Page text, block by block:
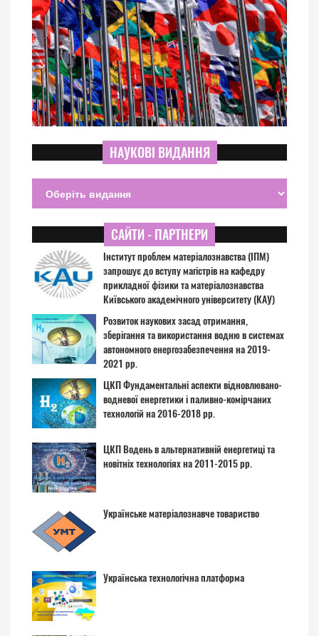
НАУКОВІ ВИДАННЯ
САЙТИ - ПАРТНЕРИ
Інститут проблем матеріалознавства (ІПМ)
запрошує до вступу магістрів на кафедру
прикладної фізики та матеріалознавства
Київського академічного університету (КАУ)
Розвиток наукових засад отримання,
зберігання та використання водню в системах
автономного енергозабезпечення на 2019-
2021 рр.
ЦКП Фундаментальні аспекти відновлювано-
водневої енергетики і паливно-комірчаних
технологій на 2016-2018 рр.
ЦКП Водень в альтернативній енергетиці та
новітніх технологіях на 2011-2015 рр.
Українське матеріалознавче товариство
Українська технологічна платформа